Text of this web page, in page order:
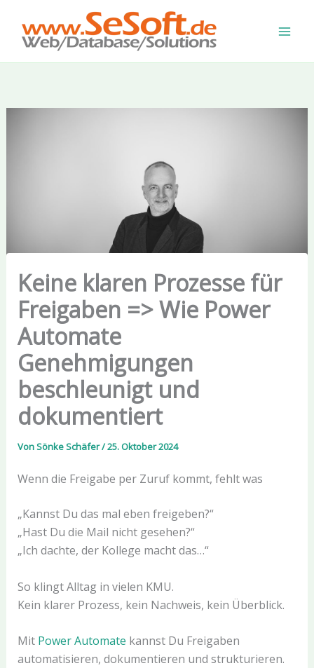
Inhalt
springen
Keine klaren Prozesse für
Freigaben => Wie Power
Automate
Genehmigungen
beschleunigt und
dokumentiert
VonSönke Schäfer/25. Oktober 2024
Wenn die Freigabe per Zuruf kommt, fehlt was
„Kannst Du das mal eben freigeben?“
„Hast Du die Mail nicht gesehen?“
„Ich dachte, der Kollege macht das…“
So klingt Alltag in vielen KMU.
Kein klarer Prozess, kein Nachweis, kein Überblick.
Mit PowerAutomate kannst Du Freigaben
automatisieren, dokumentieren und strukturieren.